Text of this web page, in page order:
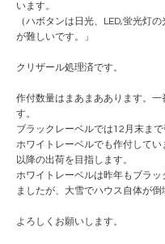
います。
（ハボタンは日光、LED,蛍光灯
が難しいです。」
クリザール処理済です。
作付数量はまあまああります。
す。
ブラックレーベルでは12月末まで
ホワイトレーベルでも作付して
以降の出荷を目指します。
ホワイトレーベルは昨年もブラ
ましたが、大雪でハウス自体が倒
よろしくお願いします。